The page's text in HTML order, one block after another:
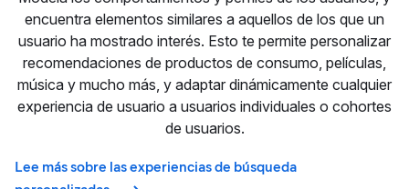
encuentra elementos similares a aquellos de los que un
usuario ha mostrado interés. Esto te permite personalizar
recomendaciones de productos de consumo, películas,
música y mucho más, y adaptar dinámicamente cualquier
experiencia de usuario a usuarios individuales o cohortes
de usuarios.
Lee más sobre las experiencias de búsqueda